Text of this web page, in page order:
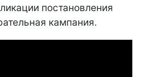
постановления
кампания.